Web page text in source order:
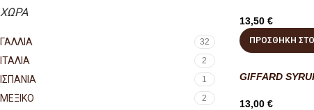
ΧΩΡΑ
ΓΑΛΛΙΑ 32
ΙΤΑΛΙΑ 2
ΙΣΠΑΝΙΑ 1
ΜΕΞΙΚΟ 2
13,50 €
ΠΡΟΣΘΉΚΗ
GIFFARD
13,00 €